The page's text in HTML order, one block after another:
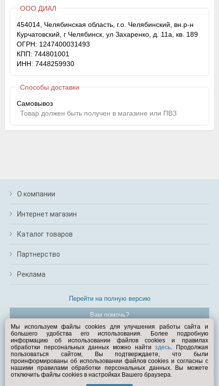
ООО ДИАЛ
454014, Челябинская область, г.о. Челябинский, вн.р-н
Курчатовский, г Челябинск, ул Захаренко, д. 11а, кв. 189
ОГРН: 1247400031493
КПП: 744801001
ИНН: 7448259930
Способы доставки
Самовывоз
Товар должен быть получен в магазине или ПВЗ
О компании
Интернет магазин
Каталог товаров
Партнерство
Реклама
Перейти на полную версию
Вам помочь?
© Exist.ru 1998—2026
Мы используем файлы cookies для улучшения работы сайта и
большего удобства его использования. Более подробную
информацию об использовании файлов cookies и правилах
обработки персональных данных можно найтиздесь. Продолжая
пользоваться сайтом, Вы подтверждаете, что были
проинформированы об использовании файлов cookies и согласны с
нашими правилами обработки персональных данных. Вы можете
отключить файлы cookies в настройках Вашего браузера.